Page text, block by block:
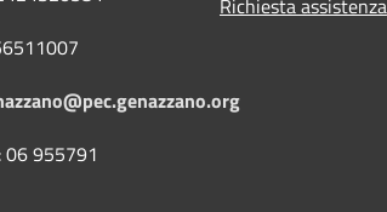
06 955791